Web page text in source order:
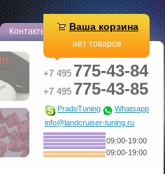
Контакты Ваша корзина
нет товаров
+7 495 775-43-84
+7 495 775-43-85
PradoTuning
Whatsapp
info@landcruiser-tuning.ru
09:00-19:00
09:00-19:00